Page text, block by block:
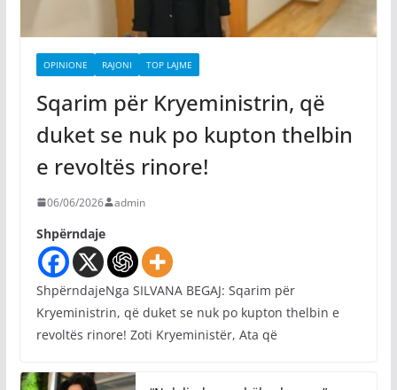
OPINIONE RAJONI TOP LAJME
Sqarim për Kryeministrin, që
duket se nuk po kupton thelbin
e revoltës rinore!
06/06/2026 admin
Shpërndaje
ShpërndajeNga SILVANA BEGAJ: Sqarim për
Kryeministrin, që duket se nuk po kupton thelbin e
revoltës rinore! Zoti Kryeministër, Ata që